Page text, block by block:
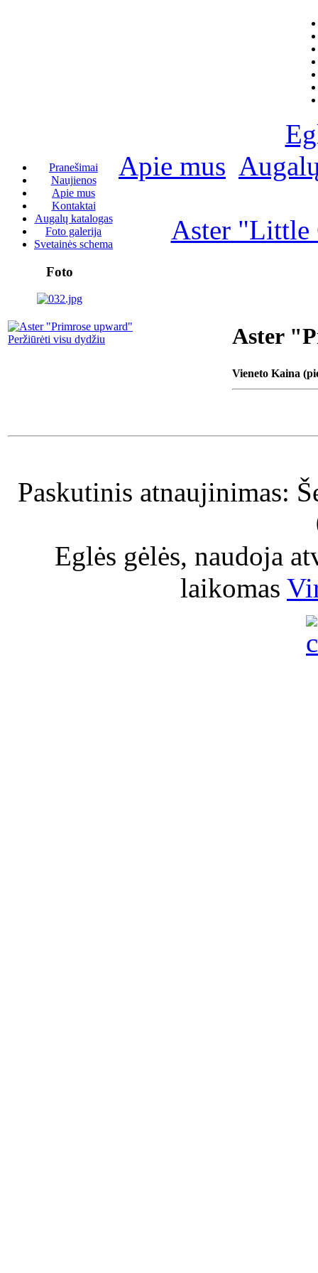
Pranešimai
Naujienos
Apie mus
Kontaktai
Augalų katalogas
Foto galerija
Svetainės schema
Foto
Apie mus
Aster "Little
Peržiūrėti visu dydžiu Aster
Vieneto Kaina
Paskutinis atnaujinimas:
Eglės gėlės, naudoja
laikomas